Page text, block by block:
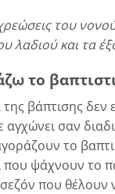
του
λαδιού και τα
το
βάπτισης δεν
αγχώνει σαν
το
που ψάχνουν το
σεζόν που θέλουν